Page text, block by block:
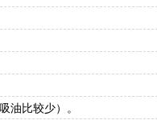
比较少）。